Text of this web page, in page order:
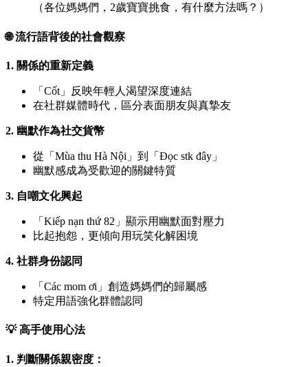
（各位媽媽們，2歲寶寶挑食，有什麼方法嗎？）
🌐 流行語背後的社會觀察
1. 關係的重新定義
「Cốt」反映年輕人渴望深度連結
在社群媒體時代，區分表面朋友與真摯友
2. 幽默作為社交貨幣
從「Mùa thu Hà Nội」到「Đọc stk đây」
幽默感成為受歡迎的關鍵特質
3. 自嘲文化興起
「Kiếp nạn thứ 82」顯示用幽默面對壓力
比起抱怨，更傾向用玩笑化解困境
4. 社群身份認同
「Các mom ơi」創造媽媽們的歸屬感
特定用語強化群體認同
💡 高手使用心法
1. 判斷關係親密度：